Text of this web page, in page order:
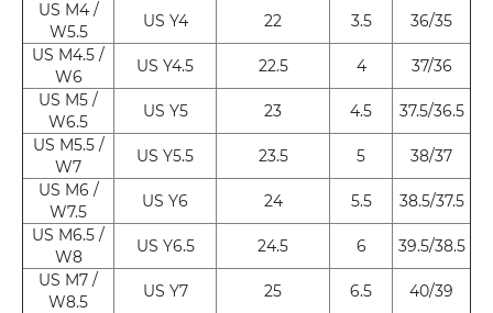
US M4 /
W5.5
US Y4 22 3.5
36/35
US M4.5 /
W6
US Y4.5 22.5 4
37/36
US M5 /
W6.5
US Y5 23 4.5
37.5/36.5
US M5.5 /
W7
US Y5.5 23.5 5
38/37
US M6 /
W7.5
US Y6 24 5.5
38.5/37.5
US M6.5 /
W8
US Y6.5 24.5 6
39.5/38.5
US M7 /
W8.5
US Y7 25 6.5
40/39